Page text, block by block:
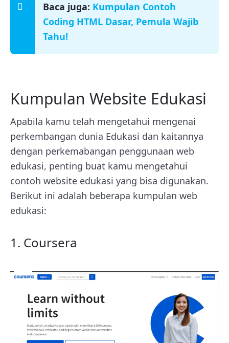
Baca juga: Kumpulan Contoh
Coding HTML Dasar, Pemula Wajib
Tahu!
Kumpulan Website Edukasi
Apabila kamu telah mengetahui mengenai
perkembangan dunia Edukasi dan kaitannya
dengan perkemabangan penggunaan web
edukasi, penting buat kamu mengetahui
contoh website edukasi yang bisa digunakan.
Berikut ini adalah beberapa kumpulan web
edukasi:
1. Coursera